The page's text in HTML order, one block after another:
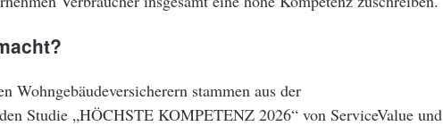
Wohngebäudeversicherern stammen aus der
Studie „HÖCHSTE KOMPETENZ 2026“ von ServiceValue und